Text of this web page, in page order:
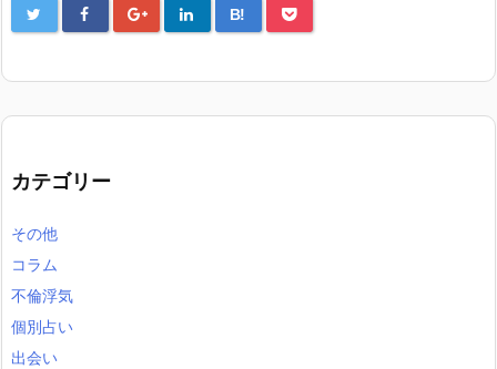
B!
カテゴリー
その他
コラム
不倫浮気
個別占い
出会い